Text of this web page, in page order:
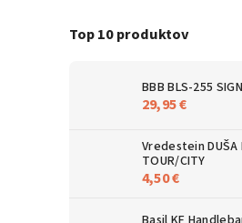
Top 10 produktov
BBB BLS-255
29,95 €
Vredestein DUŠA
TOUR/CITY
4,50 €